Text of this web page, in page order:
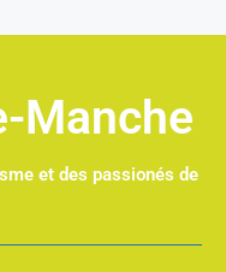
Manche
et des passionés de